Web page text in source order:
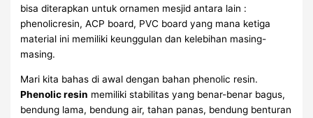
bisa diterapkan untuk ornamen mesjid antara lain :
phenolicresin, ACP board, PVC board yang mana ketiga
material ini memiliki keunggulan dan kelebihan masing-
masing.
Mari kita bahas di awal dengan bahan phenolic resin.
Phenolic resin memiliki stabilitas yang benar-benar bagus,
bendung lama, bendung air, tahan panas, bendung benturan